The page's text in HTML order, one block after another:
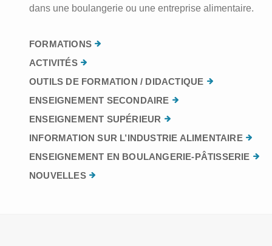
dans une boulangerie ou une entreprise alimentaire.
FORMATIONS
ACTIVITÉS
OUTILS DE FORMATION / DIDACTIQUE
ENSEIGNEMENT SECONDAIRE
ENSEIGNEMENT SUPÉRIEUR
INFORMATION SUR L’INDUSTRIE ALIMENTAIRE
ENSEIGNEMENT EN BOULANGERIE-PÂTISSERIE
NOUVELLES